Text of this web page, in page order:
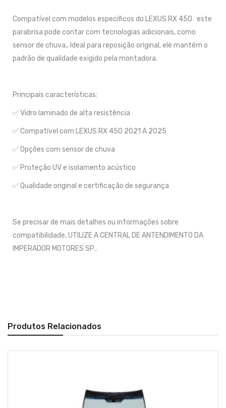
Compatível com modelos específicos do LEXUS RX 450 este
parabrisa pode contar com tecnologias adicionais, como
sensor de chuva,. Ideal para reposição original, ele mantém o
padrão de qualidade exigido pela montadora.
Principais características:
✅ Vidro laminado de alta resistência
✅ Compatível com LEXUS RX 450 2021 A 2025
✅ Opções com sensor de chuva
✅ Proteção UV e isolamento acústico
✅ Qualidade original e certificação de segurança
Se precisar de mais detalhes ou informações sobre
compatibilidade, UTILIZE A CENTRAL DE ANTENDIMENTO DA
IMPERADOR MOTORES SP..
Produtos Relacionados